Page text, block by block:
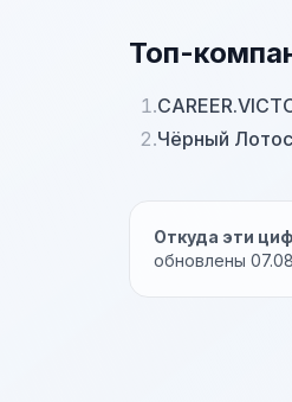
Топ-
1.
2.Чёрный Лотос
Откуда эти
обновлены